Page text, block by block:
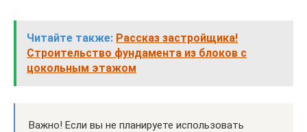
Читайте также: Рассказ застройщика!
Строительство фундамента из блоков с
цокольным этажом
Важно! Если вы не планируете использовать